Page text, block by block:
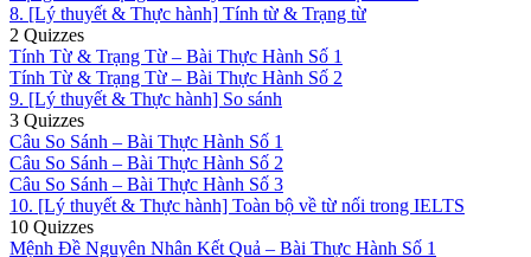
8. [Lý thuyết & Thực hành] Tính từ & Trạng từ
2 Quizzes
Tính Từ & Trạng Từ – Bài Thực Hành Số 1
Tính Từ & Trạng Từ – Bài Thực Hành Số 2
9. [Lý thuyết & Thực hành] So sánh
3 Quizzes
Câu So Sánh – Bài Thực Hành Số 1
Câu So Sánh – Bài Thực Hành Số 2
Câu So Sánh – Bài Thực Hành Số 3
10. [Lý thuyết & Thực hành] Toàn bộ về từ nối trong IELTS
10 Quizzes
Mệnh Đề Nguyên Nhân Kết Quả – Bài Thực Hành Số 1